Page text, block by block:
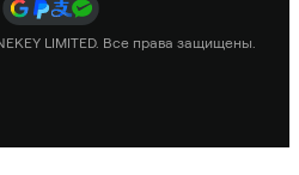
LIMITED. Все права защищены.